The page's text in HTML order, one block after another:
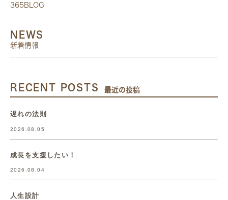
365BLOG
NEWS
新着情報
RECENT POSTS 最近の投稿
遅れの法則
2026.08.05
成長を支援したい！
2026.08.04
人生設計